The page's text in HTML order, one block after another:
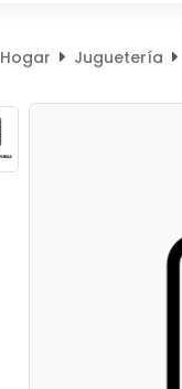
Hogar Juguetería